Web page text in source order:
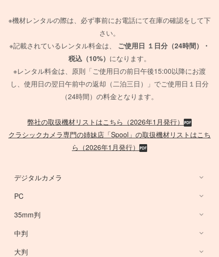
※機材レンタルの際は、必ず事前にお電話にて在庫の確認をして下
さい。
※記載されているレンタル料金は、 ご使用日 １日分（24時間）・
税込（10%） になります。
※レンタル料金は、原則「ご使用日の前日午後15:00以降にお渡
し、使用日の翌日午前中の返却（二泊三日）」でご使用日１日分
（24時間）の料金となります。
弊社の取扱機材リストはこちら（2026年1月発行）
クラシックカメラ専門の姉妹店「Spool」の取扱機材リストはこち
ら（2026年1月発行）
デジタルカメラ
デジタルカメラ
PC
PC
35mm判
Canon Lens
中判
大判